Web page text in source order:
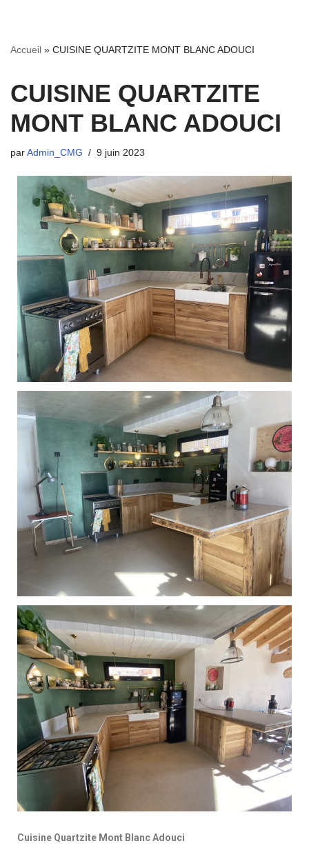
au
Accueil » CUISINE QUARTZITE MONT BLANC ADOUCI
CUISINE QUARTZITE
MONT BLANC ADOUCI
par Admin_CMG 9 juin 2023
Cuisine Quartzite Mont Blanc Adouci